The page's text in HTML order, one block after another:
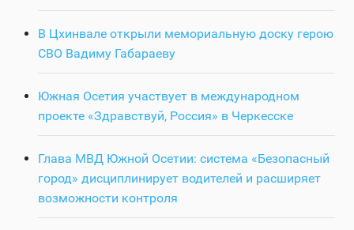
В Цхинвале открыли мемориальную доску герою
СВО Вадиму Габараеву
Южная Осетия участвует в международном
проекте «Здравствуй, Россия» в Черкесске
Глава МВД Южной Осетии: система «Безопасный
город» дисциплинирует водителей и расширяет
возможности контроля